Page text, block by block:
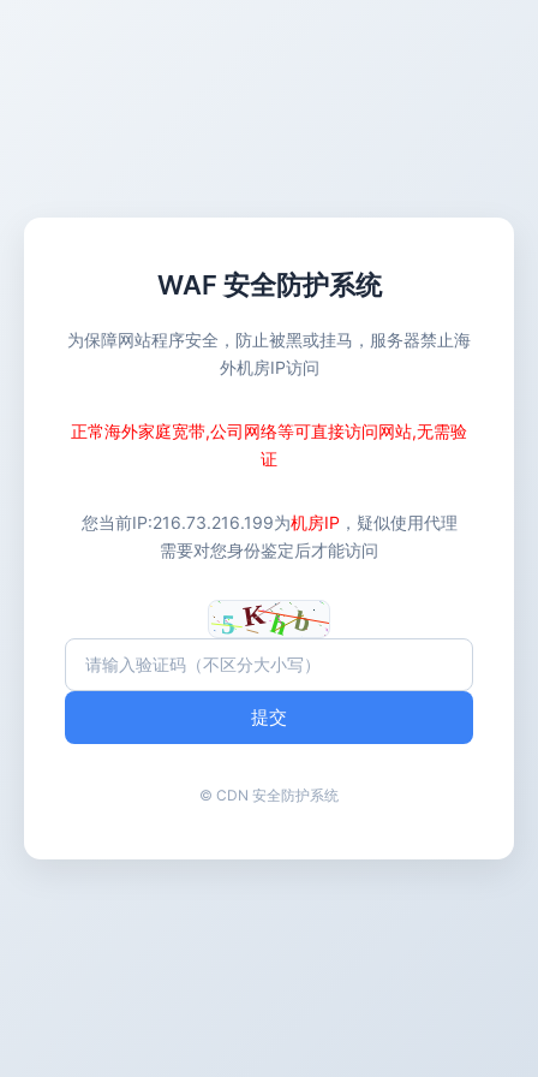
WAF 安全防护系统
为保障网站程序安全，防止被黑或挂马，服务器禁止海
外机房IP访问
正常海外家庭宽带,公司网络等可直接访问网站,无需验
证
您当前IP:216.73.216.199为机房IP ，疑似使用代理
需要对您身份鉴定后才能访问
提交
© CDN 安全防护系统